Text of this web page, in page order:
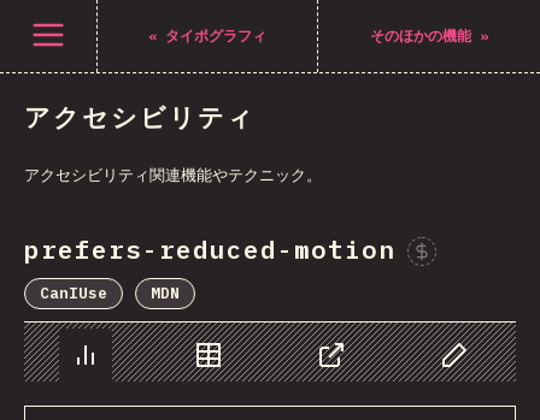
メニューを開く « タイポグラフィ そのほかの機能»
アクセシビリティ
アクセシビリティ関連機能やテクニック。
prefers-reduced-motion
CanIUse MDN
チャート データ シェア Customize
Navigated to The State of CSS 2021